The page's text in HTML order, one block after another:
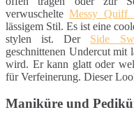
verwuschelteMessy Quiff
lässigem Stil. Es ist eine
stylen ist. Der Side
geschnittenen Undercut mit
wird. Er kann glatt oder
für Verfeinerung. Dieser
Maniküre und